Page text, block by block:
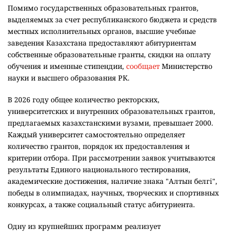
Помимо государственных образовательных грантов,
выделяемых за счет республиканского бюджета и средств
местных исполнительных органов, высшие учебные
заведения Казахстана предоставляют абитуриентам
собственные образовательные гранты, скидки на оплату
обучения и именные стипендии, сообщает Министерство
науки и высшего образования РК.
В 2026 году общее количество ректорских,
университетских и внутренних образовательных грантов,
предлагаемых казахстанскими вузами, превышает 2000.
Каждый университет самостоятельно определяет
количество грантов, порядок их предоставления и
критерии отбора. При рассмотрении заявок учитываются
результаты Единого национального тестирования,
академические достижения, наличие знака "Алтын белгі",
победы в олимпиадах, научных, творческих и спортивных
конкурсах, а также социальный статус абитуриента.
Одну из крупнейших программ реализует